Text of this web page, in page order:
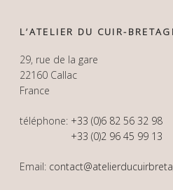
L’ATELIER DU CUIR-
29, rue de la gare
22160 Callac
France
téléphone: +33 (0)6 82 56 32 98
+33 (0)2 96 45 99 13
Email: